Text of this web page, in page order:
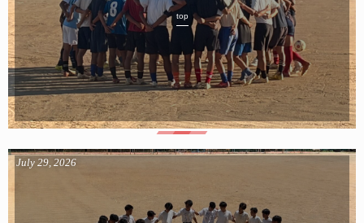
top
July 29, 2026